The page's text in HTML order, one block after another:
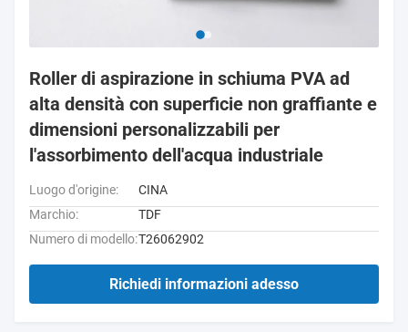
Roller di aspirazione in schiuma PVA ad
alta densità con superficie non graffiante e
dimensioni personalizzabili per
l'assorbimento dell'acqua industriale
Luogo d'origine:
CINA
Marchio:
TDF
Numero di modello:T26062902
Richiedi informazioni adesso